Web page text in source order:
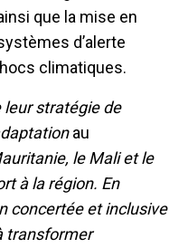
que la mise en
d’alerte
climatiques.
leur stratégie de
au
le Mali et le
à la région. En
concertée et inclusive
transformer